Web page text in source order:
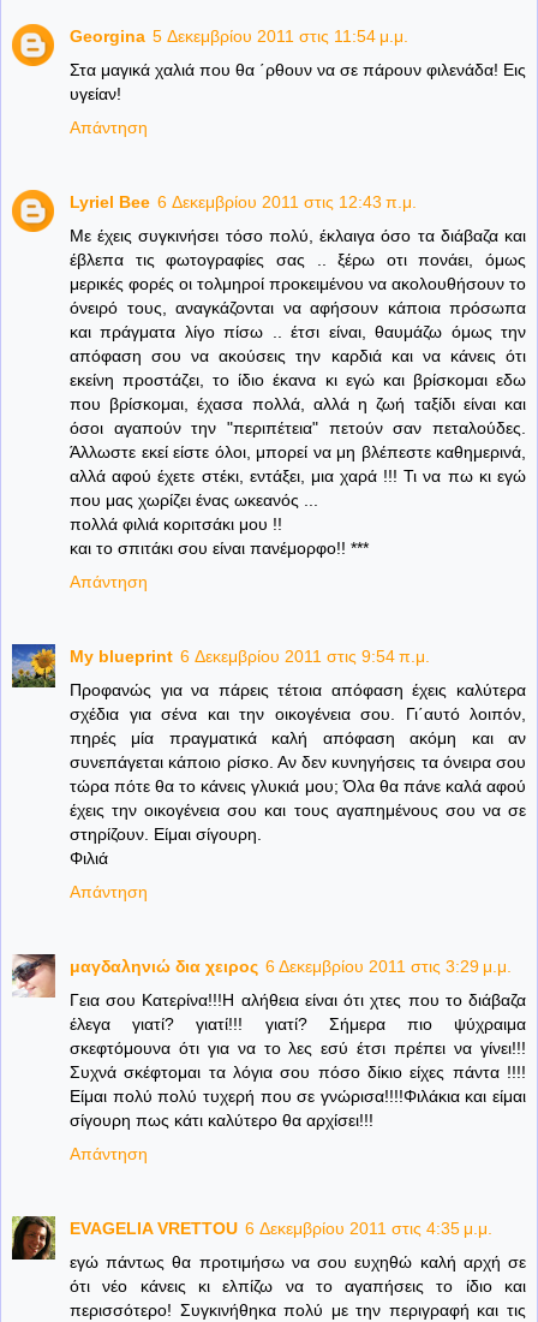
Georgina 5 Δεκεμβρίου 2011 στις 11:54 μ.μ.
Στα μαγικά χαλιά που θα ΄ρθουν να σε πάρουν φιλενάδα! Εις
υγείαν!
Απάντηση
Lyriel Bee 6 Δεκεμβρίου 2011 στις 12:43 π.μ.
Με έχεις συγκινήσει τόσο πολύ, έκλαιγα όσο τα διάβαζα και
έβλεπα τις φωτογραφίες σας .. ξέρω οτι πονάει, όμως
μερικές φορές οι τολμηροί προκειμένου να ακολουθήσουν το
όνειρό τους, αναγκάζονται να αφήσουν κάποια πρόσωπα
και πράγματα λίγο πίσω .. έτσι είναι, θαυμάζω όμως την
απόφαση σου να ακούσεις την καρδιά και να κάνεις ότι
εκείνη προστάζει, το ίδιο έκανα κι εγώ και βρίσκομαι εδω
που βρίσκομαι, έχασα πολλά, αλλά η ζωή ταξίδι είναι και
όσοι αγαπούν την "περιπέτεια" πετούν σαν πεταλούδες.
Άλλωστε εκεί είστε όλοι, μπορεί να μη βλέπεστε καθημερινά,
αλλά αφού έχετε στέκι, εντάξει, μια χαρά !!! Τι να πω κι εγώ
που μας χωρίζει ένας ωκεανός ...
πολλά φιλιά κοριτσάκι μου !!
και το σπιτάκι σου είναι πανέμορφο!! ***
Απάντηση
My blueprint 6 Δεκεμβρίου 2011 στις 9:54 π.μ.
Προφανώς για να πάρεις τέτοια απόφαση έχεις καλύτερα
σχέδια για σένα και την οικογένεια σου. Γι΄αυτό λοιπόν,
πηρές μία πραγματικά καλή απόφαση ακόμη και αν
συνεπάγεται κάποιο ρίσκο. Αν δεν κυνηγήσεις τα όνειρα σου
τώρα πότε θα το κάνεις γλυκιά μου; Όλα θα πάνε καλά αφού
έχεις την οικογένεια σου και τους αγαπημένους σου να σε
στηρίζουν. Είμαι σίγουρη.
Φιλιά
Απάντηση
μαγδαληνιώ δια χειρος 6 Δεκεμβρίου 2011 στις 3:29 μ.μ.
Γεια σου Κατερίνα!!!Η αλήθεια είναι ότι χτες που το διάβαζα
έλεγα γιατί? γιατί!!! γιατί? Σήμερα πιο ψύχραιμα
σκεφτόμουνα ότι για να το λες εσύ έτσι πρέπει να γίνει!!!
Συχνά σκέφτομαι τα λόγια σου πόσο δίκιο είχες πάντα !!!!
Είμαι πολύ πολύ τυχερή που σε γνώρισα!!!!Φιλάκια και είμαι
σίγουρη πως κάτι καλύτερο θα αρχίσει!!!
Απάντηση
EVAGELIA VRETTOU 6 Δεκεμβρίου 2011 στις 4:35 μ.μ.
εγώ πάντως θα προτιμήσω να σου ευχηθώ καλή αρχή σε
ότι νέο κάνεις κι ελπίζω να το αγαπήσεις το ίδιο και
περισσότερο! Συγκινήθηκα πολύ με την περιγραφή και τις